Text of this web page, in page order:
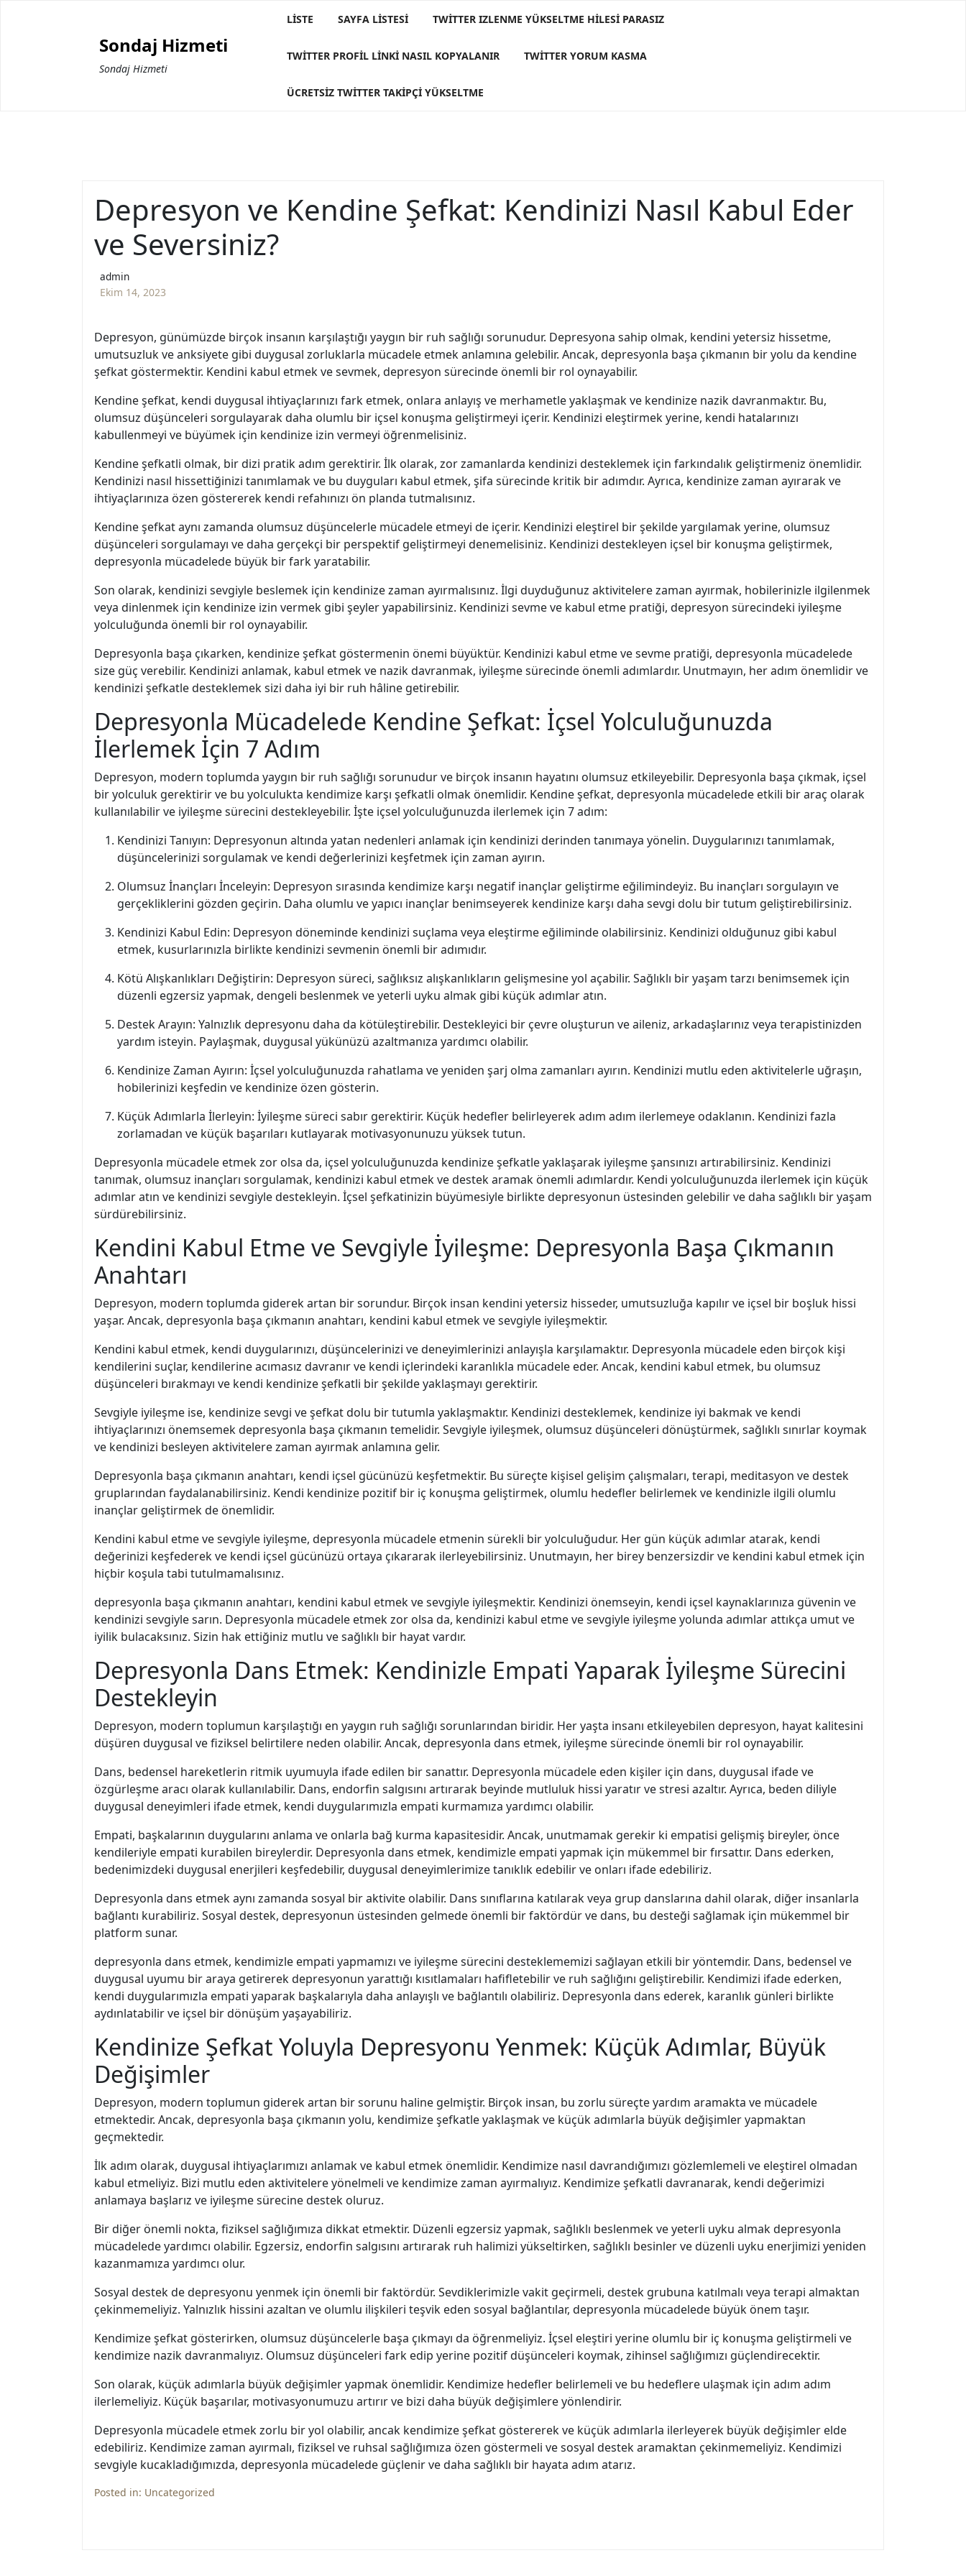
Sondaj Hizmeti
Sondaj Hizmeti
LISTE SAYFA LISTESI TWITTER IZLENME YÜKSELTME HILESI PARASIZ
TWITTER PROFIL LINKI NASIL KOPYALANIR TWITTER YORUM KASMA
ÜCRETSIZ TWITTER TAKIPÇI YÜKSELTME
Depresyon ve Kendine Şefkat: Kendinizi Nasıl Kabul Eder
ve Seversiniz?
admin
Ekim 14, 2023
Depresyon, günümüzde birçok insanın karşılaştığı yaygın bir ruh sağlığı sorunudur. Depresyona sahip olmak, kendini yetersiz hissetme,
umutsuzluk ve anksiyete gibi duygusal zorluklarla mücadele etmek anlamına gelebilir. Ancak, depresyonla başa çıkmanın bir yolu da kendine
şefkat göstermektir. Kendini kabul etmek ve sevmek, depresyon sürecinde önemli bir rol oynayabilir.
Kendine şefkat, kendi duygusal ihtiyaçlarınızı fark etmek, onlara anlayış ve merhametle yaklaşmak ve kendinize nazik davranmaktır. Bu,
olumsuz düşünceleri sorgulayarak daha olumlu bir içsel konuşma geliştirmeyi içerir. Kendinizi eleştirmek yerine, kendi hatalarınızı
kabullenmeyi ve büyümek için kendinize izin vermeyi öğrenmelisiniz.
Kendine şefkatli olmak, bir dizi pratik adım gerektirir. İlk olarak, zor zamanlarda kendinizi desteklemek için farkındalık geliştirmeniz önemlidir.
Kendinizi nasıl hissettiğinizi tanımlamak ve bu duyguları kabul etmek, şifa sürecinde kritik bir adımdır. Ayrıca, kendinize zaman ayırarak ve
ihtiyaçlarınıza özen göstererek kendi refahınızı ön planda tutmalısınız.
Kendine şefkat aynı zamanda olumsuz düşüncelerle mücadele etmeyi de içerir. Kendinizi eleştirel bir şekilde yargılamak yerine, olumsuz
düşünceleri sorgulamayı ve daha gerçekçi bir perspektif geliştirmeyi denemelisiniz. Kendinizi destekleyen içsel bir konuşma geliştirmek,
depresyonla mücadelede büyük bir fark yaratabilir.
Son olarak, kendinizi sevgiyle beslemek için kendinize zaman ayırmalısınız. İlgi duyduğunuz aktivitelere zaman ayırmak, hobilerinizle ilgilenmek
veya dinlenmek için kendinize izin vermek gibi şeyler yapabilirsiniz. Kendinizi sevme ve kabul etme pratiği, depresyon sürecindeki iyileşme
yolculuğunda önemli bir rol oynayabilir.
Depresyonla başa çıkarken, kendinize şefkat göstermenin önemi büyüktür. Kendinizi kabul etme ve sevme pratiği, depresyonla mücadelede
size güç verebilir. Kendinizi anlamak, kabul etmek ve nazik davranmak, iyileşme sürecinde önemli adımlardır. Unutmayın, her adım önemlidir ve
kendinizi şefkatle desteklemek sizi daha iyi bir ruh hâline getirebilir.
Depresyonla Mücadelede Kendine Şefkat: İçsel Yolculuğunuzda
İlerlemek İçin 7 Adım
Depresyon, modern toplumda yaygın bir ruh sağlığı sorunudur ve birçok insanın hayatını olumsuz etkileyebilir. Depresyonla başa çıkmak, içsel
bir yolculuk gerektirir ve bu yolculukta kendimize karşı şefkatli olmak önemlidir. Kendine şefkat, depresyonla mücadelede etkili bir araç olarak
kullanılabilir ve iyileşme sürecini destekleyebilir. İşte içsel yolculuğunuzda ilerlemek için 7 adım:
Kendinizi Tanıyın: Depresyonun altında yatan nedenleri anlamak için kendinizi derinden tanımaya yönelin. Duygularınızı tanımlamak,
düşüncelerinizi sorgulamak ve kendi değerlerinizi keşfetmek için zaman ayırın.
Olumsuz İnançları İnceleyin: Depresyon sırasında kendimize karşı negatif inançlar geliştirme eğilimindeyiz. Bu inançları sorgulayın ve
gerçekliklerini gözden geçirin. Daha olumlu ve yapıcı inançlar benimseyerek kendinize karşı daha sevgi dolu bir tutum geliştirebilirsiniz.
Kendinizi Kabul Edin: Depresyon döneminde kendinizi suçlama veya eleştirme eğiliminde olabilirsiniz. Kendinizi olduğunuz gibi kabul
etmek, kusurlarınızla birlikte kendinizi sevmenin önemli bir adımıdır.
Kötü Alışkanlıkları Değiştirin: Depresyon süreci, sağlıksız alışkanlıkların gelişmesine yol açabilir. Sağlıklı bir yaşam tarzı benimsemek için
düzenli egzersiz yapmak, dengeli beslenmek ve yeterli uyku almak gibi küçük adımlar atın.
Destek Arayın: Yalnızlık depresyonu daha da kötüleştirebilir. Destekleyici bir çevre oluşturun ve aileniz, arkadaşlarınız veya terapistinizden
yardım isteyin. Paylaşmak, duygusal yükünüzü azaltmanıza yardımcı olabilir.
Kendinize Zaman Ayırın: İçsel yolculuğunuzda rahatlama ve yeniden şarj olma zamanları ayırın. Kendinizi mutlu eden aktivitelerle uğraşın,
hobilerinizi keşfedin ve kendinize özen gösterin.
Küçük Adımlarla İlerleyin: İyileşme süreci sabır gerektirir. Küçük hedefler belirleyerek adım adım ilerlemeye odaklanın. Kendinizi fazla
zorlamadan ve küçük başarıları kutlayarak motivasyonunuzu yüksek tutun.
Depresyonla mücadele etmek zor olsa da, içsel yolculuğunuzda kendinize şefkatle yaklaşarak iyileşme şansınızı artırabilirsiniz. Kendinizi
tanımak, olumsuz inançları sorgulamak, kendinizi kabul etmek ve destek aramak önemli adımlardır. Kendi yolculuğunuzda ilerlemek için küçük
adımlar atın ve kendinizi sevgiyle destekleyin. İçsel şefkatinizin büyümesiyle birlikte depresyonun üstesinden gelebilir ve daha sağlıklı bir yaşam
sürdürebilirsiniz.
Kendini Kabul Etme ve Sevgiyle İyileşme: Depresyonla Başa Çıkmanın
Anahtarı
Depresyon, modern toplumda giderek artan bir sorundur. Birçok insan kendini yetersiz hisseder, umutsuzluğa kapılır ve içsel bir boşluk hissi
yaşar. Ancak, depresyonla başa çıkmanın anahtarı, kendini kabul etmek ve sevgiyle iyileşmektir.
Kendini kabul etmek, kendi duygularınızı, düşüncelerinizi ve deneyimlerinizi anlayışla karşılamaktır. Depresyonla mücadele eden birçok kişi
kendilerini suçlar, kendilerine acımasız davranır ve kendi içlerindeki karanlıkla mücadele eder. Ancak, kendini kabul etmek, bu olumsuz
düşünceleri bırakmayı ve kendi kendinize şefkatli bir şekilde yaklaşmayı gerektirir.
Sevgiyle iyileşme ise, kendinize sevgi ve şefkat dolu bir tutumla yaklaşmaktır. Kendinizi desteklemek, kendinize iyi bakmak ve kendi
ihtiyaçlarınızı önemsemek depresyonla başa çıkmanın temelidir. Sevgiyle iyileşmek, olumsuz düşünceleri dönüştürmek, sağlıklı sınırlar koymak
ve kendinizi besleyen aktivitelere zaman ayırmak anlamına gelir.
Depresyonla başa çıkmanın anahtarı, kendi içsel gücünüzü keşfetmektir. Bu süreçte kişisel gelişim çalışmaları, terapi, meditasyon ve destek
gruplarından faydalanabilirsiniz. Kendi kendinize pozitif bir iç konuşma geliştirmek, olumlu hedefler belirlemek ve kendinizle ilgili olumlu
inançlar geliştirmek de önemlidir.
Kendini kabul etme ve sevgiyle iyileşme, depresyonla mücadele etmenin sürekli bir yolculuğudur. Her gün küçük adımlar atarak, kendi
değerinizi keşfederek ve kendi içsel gücünüzü ortaya çıkararak ilerleyebilirsiniz. Unutmayın, her birey benzersizdir ve kendini kabul etmek için
hiçbir koşula tabi tutulmamalısınız.
depresyonla başa çıkmanın anahtarı, kendini kabul etmek ve sevgiyle iyileşmektir. Kendinizi önemseyin, kendi içsel kaynaklarınıza güvenin ve
kendinizi sevgiyle sarın. Depresyonla mücadele etmek zor olsa da, kendinizi kabul etme ve sevgiyle iyileşme yolunda adımlar attıkça umut ve
iyilik bulacaksınız. Sizin hak ettiğiniz mutlu ve sağlıklı bir hayat vardır.
Depresyonla Dans Etmek: Kendinizle Empati Yaparak İyileşme Sürecini
Destekleyin
Depresyon, modern toplumun karşılaştığı en yaygın ruh sağlığı sorunlarından biridir. Her yaşta insanı etkileyebilen depresyon, hayat kalitesini
düşüren duygusal ve fiziksel belirtilere neden olabilir. Ancak, depresyonla dans etmek, iyileşme sürecinde önemli bir rol oynayabilir.
Dans, bedensel hareketlerin ritmik uyumuyla ifade edilen bir sanattır. Depresyonla mücadele eden kişiler için dans, duygusal ifade ve
özgürleşme aracı olarak kullanılabilir. Dans, endorfin salgısını artırarak beyinde mutluluk hissi yaratır ve stresi azaltır. Ayrıca, beden diliyle
duygusal deneyimleri ifade etmek, kendi duygularımızla empati kurmamıza yardımcı olabilir.
Empati, başkalarının duygularını anlama ve onlarla bağ kurma kapasitesidir. Ancak, unutmamak gerekir ki empatisi gelişmiş bireyler, önce
kendileriyle empati kurabilen bireylerdir. Depresyonla dans etmek, kendimizle empati yapmak için mükemmel bir fırsattır. Dans ederken,
bedenimizdeki duygusal enerjileri keşfedebilir, duygusal deneyimlerimize tanıklık edebilir ve onları ifade edebiliriz.
Depresyonla dans etmek aynı zamanda sosyal bir aktivite olabilir. Dans sınıflarına katılarak veya grup danslarına dahil olarak, diğer insanlarla
bağlantı kurabiliriz. Sosyal destek, depresyonun üstesinden gelmede önemli bir faktördür ve dans, bu desteği sağlamak için mükemmel bir
platform sunar.
depresyonla dans etmek, kendimizle empati yapmamızı ve iyileşme sürecini desteklememizi sağlayan etkili bir yöntemdir. Dans, bedensel ve
duygusal uyumu bir araya getirerek depresyonun yarattığı kısıtlamaları hafifletebilir ve ruh sağlığını geliştirebilir. Kendimizi ifade ederken,
kendi duygularımızla empati yaparak başkalarıyla daha anlayışlı ve bağlantılı olabiliriz. Depresyonla dans ederek, karanlık günleri birlikte
aydınlatabilir ve içsel bir dönüşüm yaşayabiliriz.
Kendinize Şefkat Yoluyla Depresyonu Yenmek: Küçük Adımlar, Büyük
Değişimler
Depresyon, modern toplumun giderek artan bir sorunu haline gelmiştir. Birçok insan, bu zorlu süreçte yardım aramakta ve mücadele
etmektedir. Ancak, depresyonla başa çıkmanın yolu, kendimize şefkatle yaklaşmak ve küçük adımlarla büyük değişimler yapmaktan
geçmektedir.
İlk adım olarak, duygusal ihtiyaçlarımızı anlamak ve kabul etmek önemlidir. Kendimize nasıl davrandığımızı gözlemlemeli ve eleştirel olmadan
kabul etmeliyiz. Bizi mutlu eden aktivitelere yönelmeli ve kendimize zaman ayırmalıyız. Kendimize şefkatli davranarak, kendi değerimizi
anlamaya başlarız ve iyileşme sürecine destek oluruz.
Bir diğer önemli nokta, fiziksel sağlığımıza dikkat etmektir. Düzenli egzersiz yapmak, sağlıklı beslenmek ve yeterli uyku almak depresyonla
mücadelede yardımcı olabilir. Egzersiz, endorfin salgısını artırarak ruh halimizi yükseltirken, sağlıklı besinler ve düzenli uyku enerjimizi yeniden
kazanmamıza yardımcı olur.
Sosyal destek de depresyonu yenmek için önemli bir faktördür. Sevdiklerimizle vakit geçirmeli, destek grubuna katılmalı veya terapi almaktan
çekinmemeliyiz. Yalnızlık hissini azaltan ve olumlu ilişkileri teşvik eden sosyal bağlantılar, depresyonla mücadelede büyük önem taşır.
Kendimize şefkat gösterirken, olumsuz düşüncelerle başa çıkmayı da öğrenmeliyiz. İçsel eleştiri yerine olumlu bir iç konuşma geliştirmeli ve
kendimize nazik davranmalıyız. Olumsuz düşünceleri fark edip yerine pozitif düşünceleri koymak, zihinsel sağlığımızı güçlendirecektir.
Son olarak, küçük adımlarla büyük değişimler yapmak önemlidir. Kendimize hedefler belirlemeli ve bu hedeflere ulaşmak için adım adım
ilerlemeliyiz. Küçük başarılar, motivasyonumuzu artırır ve bizi daha büyük değişimlere yönlendirir.
Depresyonla mücadele etmek zorlu bir yol olabilir, ancak kendimize şefkat göstererek ve küçük adımlarla ilerleyerek büyük değişimler elde
edebiliriz. Kendimize zaman ayırmalı, fiziksel ve ruhsal sağlığımıza özen göstermeli ve sosyal destek aramaktan çekinmemeliyiz. Kendimizi
sevgiyle kucakladığımızda, depresyonla mücadelede güçlenir ve daha sağlıklı bir hayata adım atarız.
Posted in: Uncategorized